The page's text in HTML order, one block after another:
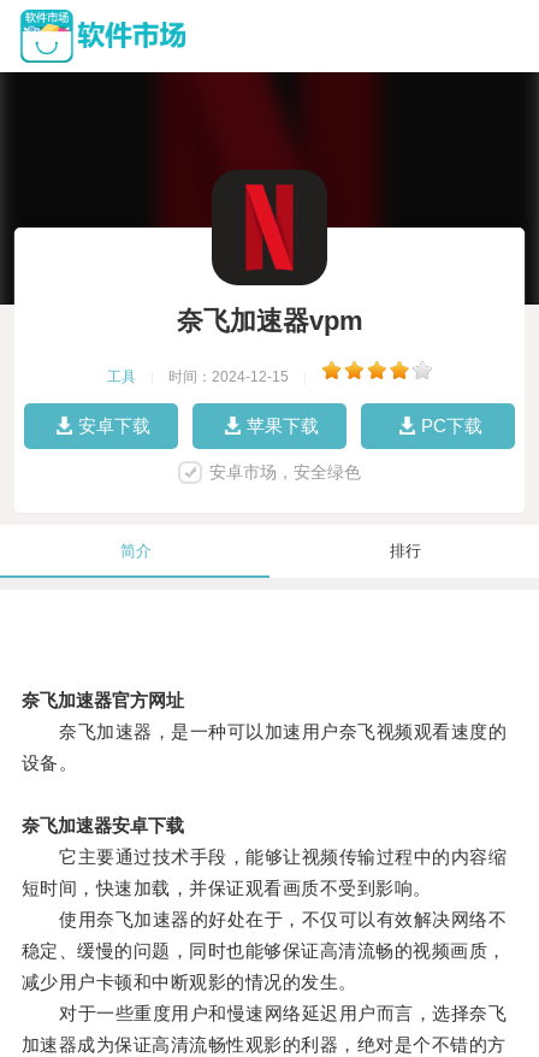
奈飞加速器vpm
工具 时间：2024-12-15
安卓下载 苹果下载 PC下载
安卓市场，安全绿色
简介 排行
奈飞加速器官方网址
奈飞加速器，是一种可以加速用户奈飞视频观看速度的
设备。
奈飞加速器安卓下载
它主要通过技术手段，能够让视频传输过程中的内容缩
短时间，快速加载，并保证观看画质不受到影响。
使用奈飞加速器的好处在于，不仅可以有效解决网络不
稳定、缓慢的问题，同时也能够保证高清流畅的视频画质，
减少用户卡顿和中断观影的情况的发生。
对于一些重度用户和慢速网络延迟用户而言，选择奈飞
加速器成为保证高清流畅性观影的利器，绝对是个不错的方